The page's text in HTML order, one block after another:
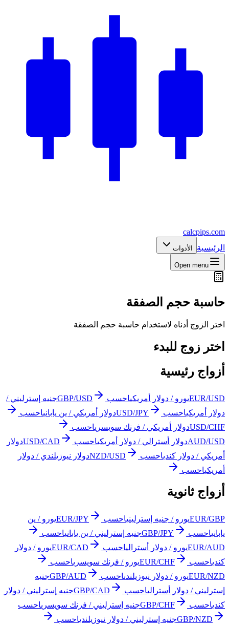
calcpips.com
الرئيسية
الأدوات
Open menu
حاسبة حجم الصفقة
اختر الزوج أدناه لاستخدام حاسبة حجم الصفقة
اختر زوج للبدء
أزواج رئيسية
EUR/USDيورو / دولار أمريكياحسب GBP/USDجنيه إسترليني /
دولار أمريكياحسب USD/JPYدولار أمريكي / ين يابانياحسب
USD/CHFدولار أمريكي / فرنك سويسرياحسب
AUD/USDدولار أسترالي / دولار أمريكياحسب USD/CADدولار
أمريكي / دولار كندياحسب NZD/USDدولار نيوزيلندي / دولار
أمريكياحسب
أزواج ثانوية
EUR/GBPيورو / جنيه إسترلينياحسب EUR/JPYيورو / ين
يابانياحسب GBP/JPYجنيه إسترليني / ين يابانياحسب
EUR/AUDيورو / دولار أسترالياحسب EUR/CADيورو / دولار
كندياحسب EUR/CHFيورو / فرنك سويسرياحسب
EUR/NZDيورو / دولار نيوزيلندياحسب GBP/AUDجنيه
إسترليني / دولار أسترالياحسب GBP/CADجنيه إسترليني / دولار
كندياحسب GBP/CHFجنيه إسترليني / فرنك سويسرياحسب
GBP/NZDجنيه إسترليني / دولار نيوزيلندياحسب